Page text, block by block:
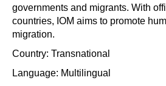
governments and migrants. With
countries, IOM aims to promote
migration.
Country: Transnational
Language: Multilingual